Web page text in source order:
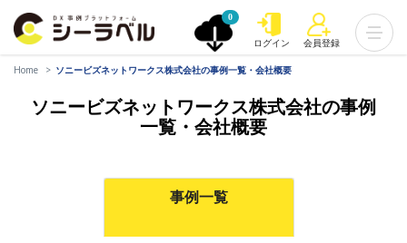
0
ログイン 会員登録
Home ソニービズネットワークス株式会社の事例一覧・会社概要
ソニービズネットワークス株式会社の事例
一覧・会社概要
事例一覧